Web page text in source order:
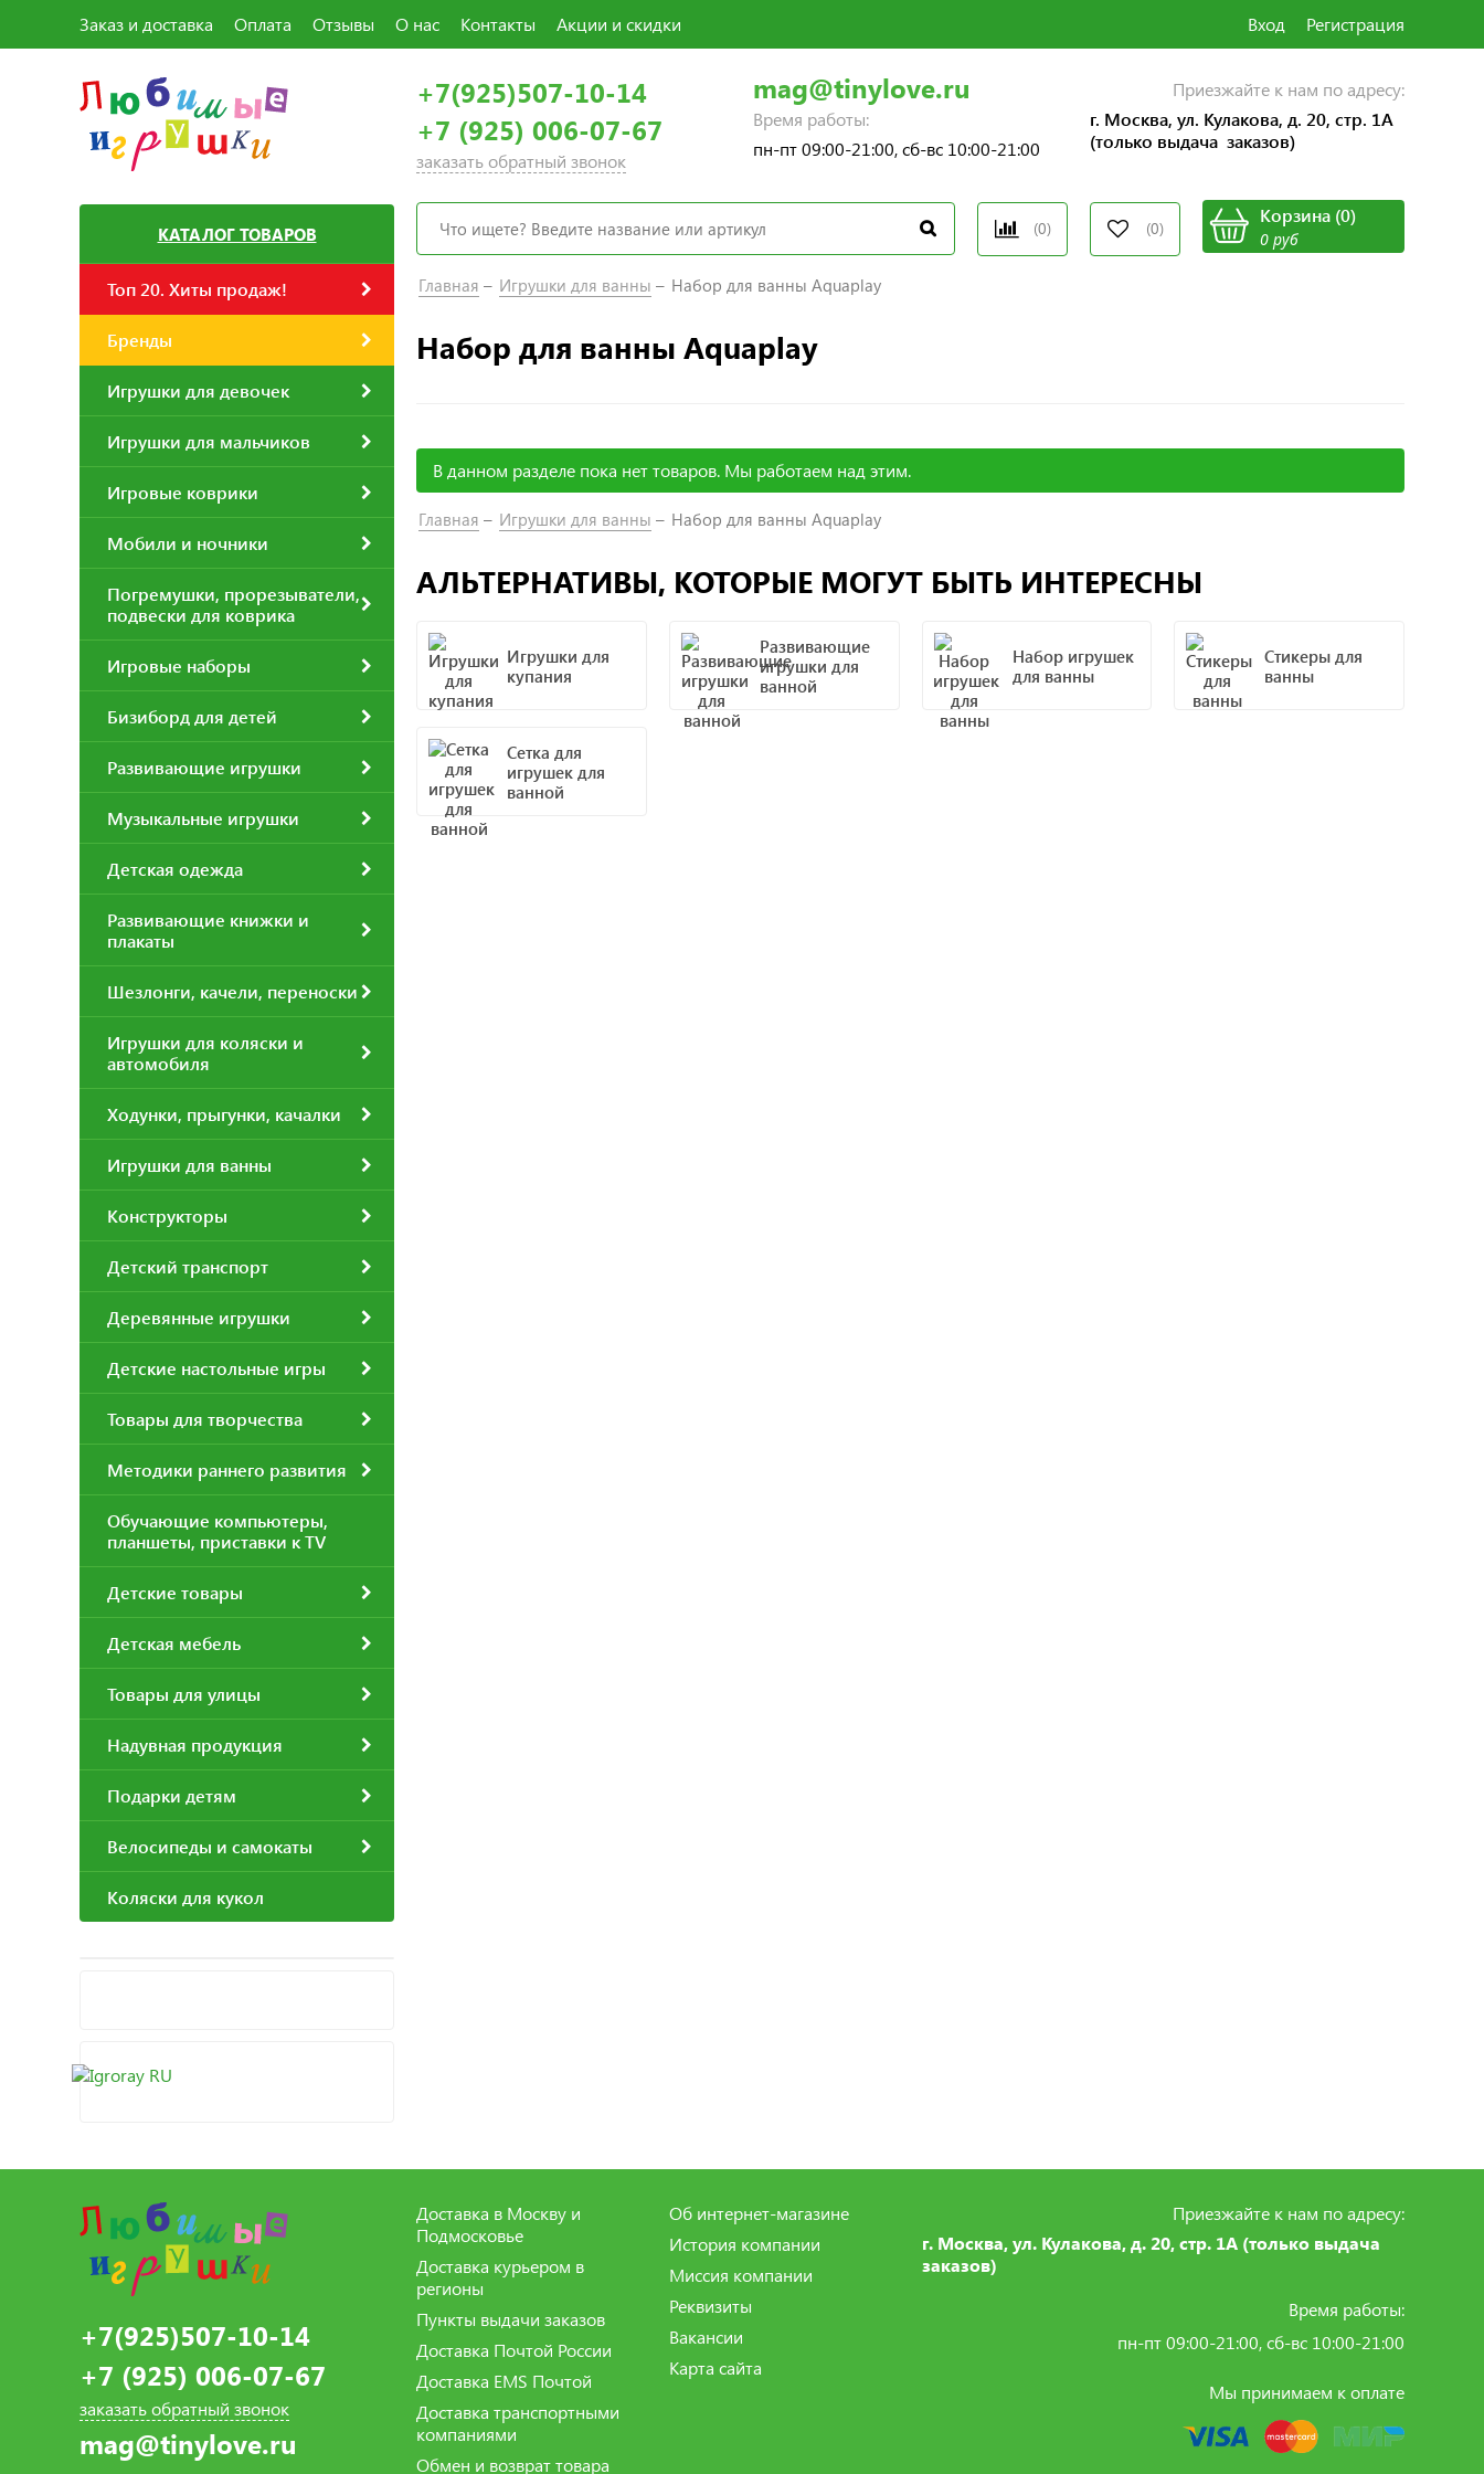
Заказ и доставка Оплата Отзывы О нас Контакты Акции и скидки Вход Регистрация
+7(925)507-10-14
+7 (925) 006-07-67
заказать обратный звонок
mag@tinylove.ru
Время работы:
пн-пт 09:00-21:00, сб-вс 10:00-21:00
Приезжайте к нам по адресу:
г. Москва, ул. Кулакова, д. 20, стр. 1А
(только выдача заказов)
(0) (0)
Корзина(0)
0 руб
КАТАЛОГ ТОВАРОВ
Топ 20. Хиты продаж!
Бренды
Игрушки для девочек
Игрушки для мальчиков
Игровые коврики
Мобили и ночники
Погремушки, прорезыватели,
подвески для коврика
Игровые наборы
Бизиборд для детей
Развивающие игрушки
Музыкальные игрушки
Детская одежда
Развивающие книжки и
плакаты
Шезлонги, качели, переноски
Игрушки для коляски и
автомобиля
Ходунки, прыгунки, качалки
Игрушки для ванны
Конструкторы
Детский транспорт
Деревянные игрушки
Детские настольные игры
Товары для творчества
Методики раннего развития
Обучающие компьютеры,
планшеты, приставки к TV
Детские товары
Детская мебель
Товары для улицы
Надувная продукция
Подарки детям
Велосипеды и самокаты
Коляски для кукол
Главная Игрушки для ванны Набор для ванны Aquaplay
Набор для ванны Aquaplay
В данном разделе пока нет товаров. Мы работаем над этим.
Главная Игрушки для ванны Набор для ванны Aquaplay
АЛЬТЕРНАТИВЫ, КОТОРЫЕ МОГУТ БЫТЬ ИНТЕРЕСНЫ
Игрушки для
купания
Развивающие
игрушки для
ванной
Набор игрушек
для ванны
Стикеры для
ванны
Сетка для
игрушек для
ванной
+7(925)507-10-14
+7 (925) 006-07-67
заказать обратный звонок
mag@tinylove.ru
Доставка в Москву и
Подмосковье
Доставка курьером в
регионы
Пункты выдачи заказов
Доставка Почтой России
Доставка EMS Почтой
Доставка транспортными
компаниями
Обмен и возврат товара
Об интернет-магазине
История компании
Миссия компании
Реквизиты
Вакансии
Карта сайта
Приезжайте к нам по адресу:
г. Москва, ул. Кулакова, д. 20, стр. 1А (только выдача
заказов)
Время работы:
пн-пт 09:00-21:00, сб-вс 10:00-21:00
Мы принимаем к оплате